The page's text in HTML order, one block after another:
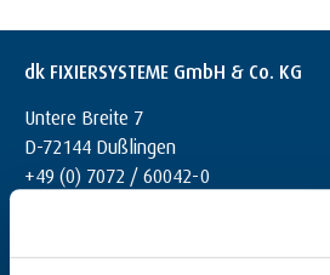
dk FIXIERSYSTEME GmbH & Co. KG
Untere Breite 7
D-72144 Dußlingen
+49 (0) 7072 / 60042-0